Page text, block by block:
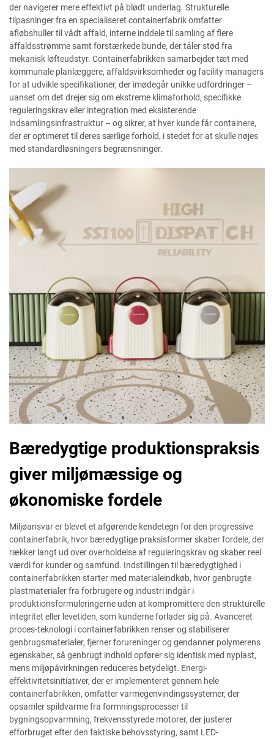
der navigerer mere effektivt på blødt underlag. Strukturelle
tilpasninger fra en specialiseret containerfabrik omfatter
afløbshuller til vådt affald, interne inddele til samling af flere
affaldsstrømme samt forstærkede bunde, der tåler stød fra
mekanisk løfteudstyr. Containerfabrikken samarbejder tæt med
kommunale planlæggere, affaldsvirksomheder og facility managers
for at udvikle specifikationer, der imødegår unikke udfordringer –
uanset om det drejer sig om ekstreme klimaforhold, specifikke
reguleringskrav eller integration med eksisterende
indsamlingsinfrastruktur – og sikrer, at hver kunde får containere,
der er optimeret til deres særlige forhold, i stedet for at skulle nøjes
med standardløsningers begrænsninger.
Bæredygtige produktionspraksis
giver miljømæssige og
økonomiske fordele
Miljøansvar er blevet et afgørende kendetegn for den progressive
containerfabrik, hvor bæredygtige praksisformer skaber fordele, der
rækker langt ud over overholdelse af reguleringskrav og skaber reel
værdi for kunder og samfund. Indstillingen til bæredygtighed i
containerfabrikken starter med materialeindkøb, hvor genbrugte
plastmaterialer fra forbrugere og industri indgår i
produktionsformuleringerne uden at kompromittere den strukturelle
integritet eller levetiden, som kunderne forlader sig på. Avanceret
proces-teknologi i containerfabrikken renser og stabiliserer
genbrugsmaterialer, fjerner forureninger og gendanner polymerens
egenskaber, så genbrugt indhold opfører sig identisk med nyplast,
mens miljøpåvirkningen reduceres betydeligt. Energi-
effektivitetsinitiativer, der er implementeret gennem hele
containerfabrikken, omfatter varmegenvindingssystemer, der
opsamler spildvarme fra formningsprocesser til
bygningsopvarmning, frekvensstyrede motorer, der justerer
efforbruget efter den faktiske behovsstyring, samt LED-